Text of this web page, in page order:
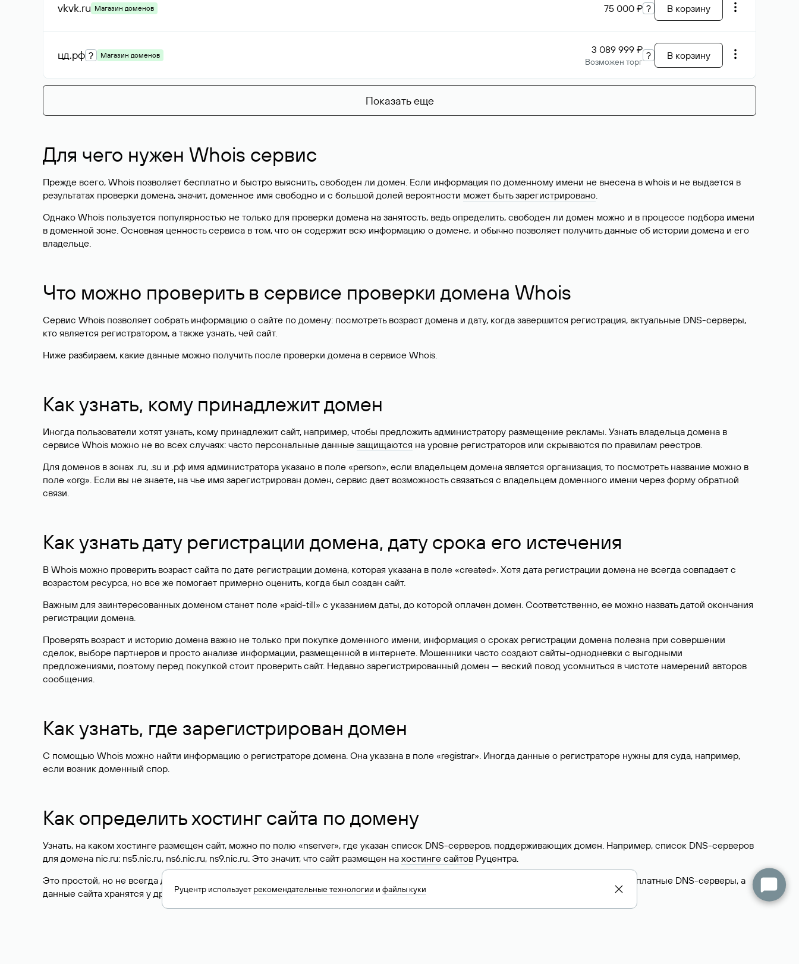
vkvk.ru Магазин доменов 75 000 ₽ ? В корзину
цд.рф ? Магазин доменов 3 089 999 ₽
Возможен торг
? В корзину
Показать еще
Для чего нужен Whois сервис
Прежде всего, Whois позволяет бесплатно и быстро выяснить, свободен ли домен. Если информация по доменному имени не внесена в whois и не выдается в
результатах проверки домена, значит, доменное имя свободно и с большой долей вероятности может быть зарегистрировано.
Однако Whois пользуется популярностью не только для проверки домена на занятость, ведь определить, свободен ли домен можно и в процессе подбора имени
в доменной зоне. Основная ценность сервиса в том, что он содержит всю информацию о домене, и обычно позволяет получить данные об истории домена и его
владельце.
Что можно проверить в сервисе проверки домена Whois
Сервис Whois позволяет собрать информацию о сайте по домену: посмотреть возраст домена и дату, когда завершится регистрация, актуальные DNS-серверы,
кто является регистратором, а также узнать, чей сайт.
Ниже разбираем, какие данные можно получить после проверки домена в сервисе Whois.
Как узнать, кому принадлежит домен
Иногда пользователи хотят узнать, кому принадлежит сайт, например, чтобы предложить администратору размещение рекламы. Узнать владельца домена в
сервисе Whois можно не во всех случаях: часто персональные данные защищаются на уровне регистраторов или скрываются по правилам реестров.
Для доменов в зонах .ru, .su и .рф имя администратора указано в поле «person», если владельцем домена является организация, то посмотреть название можно в
поле «org». Если вы не знаете, на чье имя зарегистрирован домен, сервис дает возможность связаться с владельцем доменного имени через форму обратной
связи.
Как узнать дату регистрации домена, дату срока его истечения
В Whois можно проверить возраст сайта по дате регистрации домена, которая указана в поле «created». Хотя дата регистрации домена не всегда совпадает с
возрастом ресурса, но все же помогает примерно оценить, когда был создан сайт.
Важным для заинтересованных доменом станет поле «paid-till» с указанием даты, до которой оплачен домен. Соответственно, ее можно назвать датой окончания
регистрации домена.
Проверять возраст и историю домена важно не только при покупке доменного имени, информация о сроках регистрации домена полезна при совершении
сделок, выборе партнеров и просто анализе информации, размещенной в интернете. Мошенники часто создают сайты-однодневки с выгодными
предложениями, поэтому перед покупкой стоит проверить сайт. Недавно зарегистрированный домен — веский повод усомниться в чистоте намерений авторов
сообщения.
Как узнать, где зарегистрирован домен
С помощью Whois можно найти информацию о регистраторе домена. Она указана в поле «registrar». Иногда данные о регистраторе нужны для суда, например,
если возник доменный спор.
Как определить хостинг сайта по домену
Узнать, на каком хостинге размещен сайт, можно по полю «nserver», где указан список DNS-серверов, поддерживающих домен. Например, список DNS-серверов
для домена nic.ru: ns5.nic.ru, ns6.nic.ru, ns9.nic.ru. Это значит, что сайт размещен на хостинге сайтов Руцентра.
Это простой, но не всегда достоверный способ узнать хостинг-провайдера сайта. Иногда владельцы сайтов делегируют домен на бесплатные DNS-серверы, а
данные сайта хранятся у другого хостинг-провайдера.
Руцентр использует рекомендательные технологии и файлы куки